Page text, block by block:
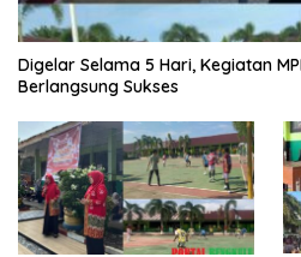
Digelar Selama 5 Hari, Kegiatan
Berlangsung Sukses